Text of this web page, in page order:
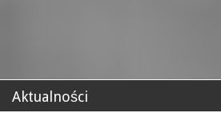
Aktualności